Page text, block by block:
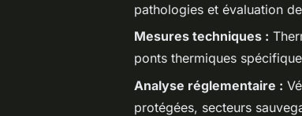
pathologies et évaluation
Mesures techniques :
ponts thermiques
Analyse réglementaire :
protégées, secteurs